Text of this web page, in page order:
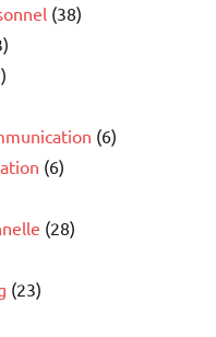
(38)
(6)
(6)
(28)
(23)